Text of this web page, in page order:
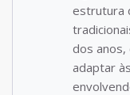
estrutura
dos anos,
adaptar